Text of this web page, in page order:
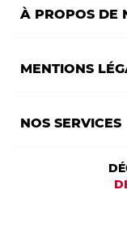
À PROPOS DE
MENTIONS
NOS SERVICES